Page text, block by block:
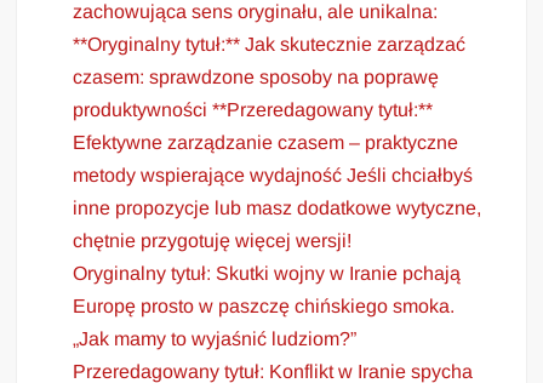
zachowująca sens oryginału, ale unikalna:
**Oryginalny tytuł:** Jak skutecznie zarządzać
czasem: sprawdzone sposoby na poprawę
produktywności **Przeredagowany tytuł:**
Efektywne zarządzanie czasem – praktyczne
metody wspierające wydajność Jeśli chciałbyś
inne propozycje lub masz dodatkowe wytyczne,
chętnie przygotuję więcej wersji!
Oryginalny tytuł: Skutki wojny w Iranie pchają
Europę prosto w paszczę chińskiego smoka.
„Jak mamy to wyjaśnić ludziom?”
Przeredagowany tytuł: Konflikt w Iranie spycha